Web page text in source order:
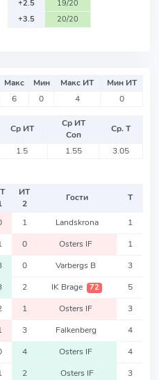
+2.5
19/20
+3.5
20/20
Макс Мин Макс ИТ
Мин ИТ
6 0 4 0
Ср ИТ
Ср ИТ
Соп
Ср. Т
1.5 1.55 3.05
ИТ
2
Гости Т
1 Landskrona 1
0 Osters IF 1
0 Varbergs B 3
2 IK Brage 72 5
1 Osters IF 3
3 Falkenberg 4
4 Osters IF 4
2 Osters IF 3